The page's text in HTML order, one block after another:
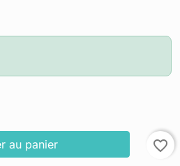
au panier favorite_border